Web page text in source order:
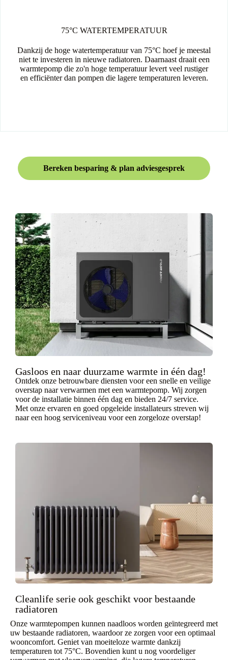
75°C WATERTEMPERATUUR
Dankzij de hoge watertemperatuur van 75°C hoef je meestal
niet te investeren in nieuwe radiatoren. Daarnaast draait een
warmtepomp die zo'n hoge temperatuur levert veel rustiger
en efficiënter dan pompen die lagere temperaturen leveren.
Bereken besparing & plan adviesgesprek
Gasloos en naar duurzame warmte in één dag!
Ontdek onze betrouwbare diensten voor een snelle en veilige
overstap naar verwarmen met een warmtepomp. Wij zorgen
voor de installatie binnen één dag en bieden 24/7 service.
Met onze ervaren en goed opgeleide installateurs streven wij
naar een hoog serviceniveau voor een zorgeloze overstap!
Cleanlife serie ook geschikt voor bestaande
radiatoren
Onze warmtepompen kunnen naadloos worden geïntegreerd met
uw bestaande radiatoren, waardoor ze zorgen voor een optimaal
wooncomfort. Geniet van moeiteloze warmte dankzij
temperaturen tot 75°C. Bovendien kunt u nog voordeliger